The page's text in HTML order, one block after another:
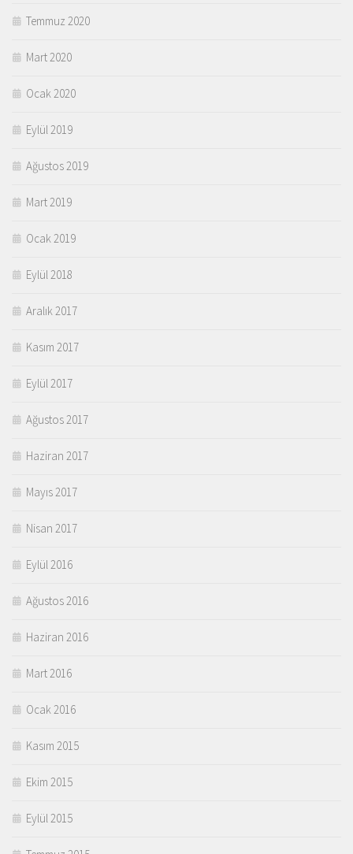
Temmuz 2020
Mart 2020
Ocak 2020
Eylül 2019
Ağustos 2019
Mart 2019
Ocak 2019
Eylül 2018
Aralık 2017
Kasım 2017
Eylül 2017
Ağustos 2017
Haziran 2017
Mayıs 2017
Nisan 2017
Eylül 2016
Ağustos 2016
Haziran 2016
Mart 2016
Ocak 2016
Kasım 2015
Ekim 2015
Eylül 2015